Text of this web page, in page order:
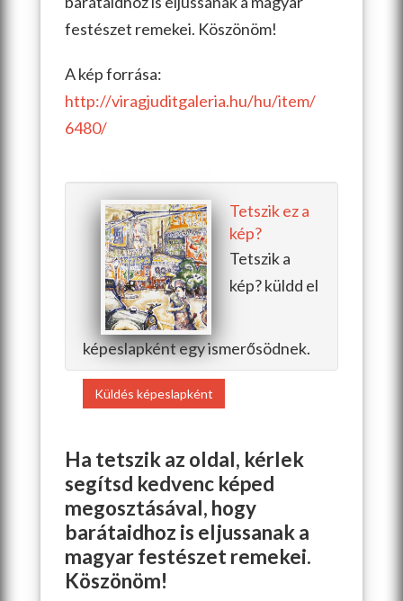
festészet remekei. Köszönöm!
A kép forrása:
http://viragjuditgaleria.hu/hu/item/
6480/
Tetszik ez a
kép?
Tetszik a
kép? küldd el
képeslapként egy ismerősödnek.
Küldés képeslapként
Ha tetszik az oldal, kérlek
segítsd kedvenc képed
megosztásával, hogy
barátaidhoz is eljussanak a
magyar festészet remekei.
Köszönöm!